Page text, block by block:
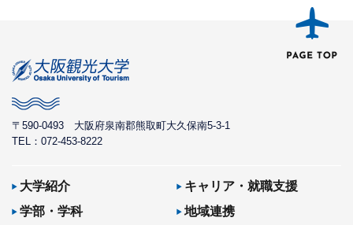
〒590-0493 大阪府泉南郡熊取町大久保南5-3-1
TEL：072-453-8222
大学紹介
キャリア・就職支援
学部・学科
地域連携